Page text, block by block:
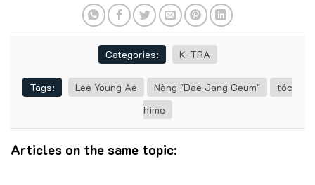
Categories: K-TRA
Tags: Lee Young Ae Nàng "Dae Jang Geum"
tóc
hime
Articles on the same topic: